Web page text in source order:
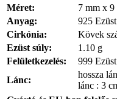
Méret:
7 mm x 9
Anyag:
925 Ezüst
Cirkónia:
Kövek
Ezüst súly:
1.10 g
Felületkezelés:
999
Lánc:
hossza
lánc : 3